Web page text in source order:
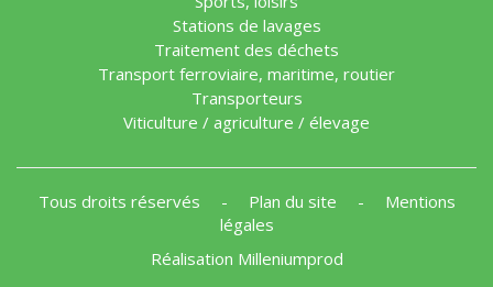
Stations de lavages
Traitement des déchets
Transport ferroviaire, maritime, routier
Transporteurs
Viticulture / agriculture / élevage
Tous droits réservés - Plan du site -
Mentions
légales
Réalisation Milleniumprod